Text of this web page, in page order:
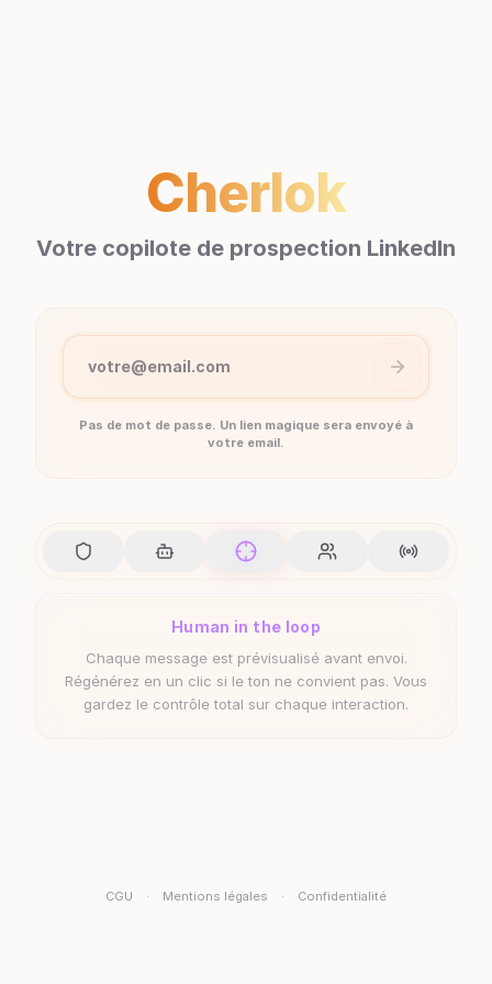
Cherlok
Votre copilote de prospection LinkedIn
votre@email.com
Pas de mot de passe. Un lien magique sera envoyé à
votre email.
Human in the loop
Chaque message est prévisualisé avant envoi.
Régénérez en un clic si le ton ne convient pas. Vous
gardez le contrôle total sur chaque interaction.
CGU · Mentions légales · Confidentialité